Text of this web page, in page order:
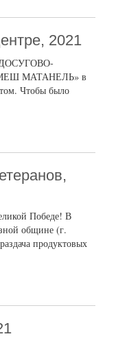
2021
ДОСУГОВО-
МАТАНЕЛЬ» в
Чтобы было
Победе! В
общине (г.
продуктовых